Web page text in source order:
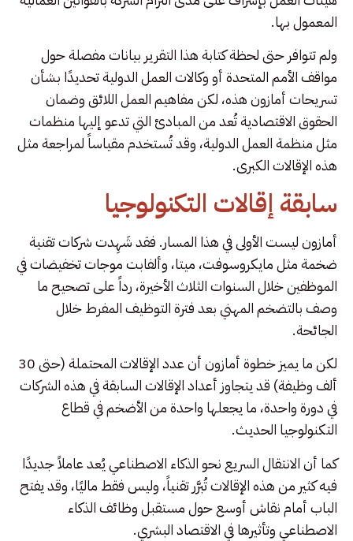
المعمول بها.
ولم تتوافر حتى لحظة كتابة هذا التقرير بيانات مفصلة حول
مواقف الأمم المتحدة أو وكالات العمل الدولية تحديدًا بشأن
تسريحات أمازون هذه، لكن مفاهيم العمل اللائق وضمان
الحقوق الاقتصادية تُعد من المبادئ التي تدعو إليها منظمات
مثل منظمة العمل الدولية، وقد تُستخدم مقياساً لمراجعة مثل
هذه الإقالات الكبرى.
سابقة إقالات التكنولوجيا
أمازون ليست الأولى في هذا المسار. فقد شَهِدت شركات تقنية
ضخمة مثل مايكروسوفت، ميتا، وألفابت موجات تخفيضات في
الموظفين خلال السنوات الثلاث الأخيرة، رداً على تصحيح ما
وصف بالتضخم المهني بعد فترة التوظيف المفرط خلال
الجائحة.
لكن ما يميز خطوة أمازون أن عدد الإقالات المحتملة (حتى 30
ألف وظيفة) قد يتجاوز أعداد الإقالات السابقة في هذه الشركات
في دورة واحدة، ما يجعلها واحدة من الأضخم في قطاع
التكنولوجيا الحديث.
كما أن الانتقال السريع نحو الذكاء الاصطناعي يُعد عاملاً جديدًا
فيه كثير من هذه الإقالات تُبرَّر تقنياً، وليس فقط ماليًا، وقد يفتح
الباب أمام نقاش أوسع حول مستقبل وظائف الذكاء
الاصطناعي وتأثيرها في الاقتصاد البشري.